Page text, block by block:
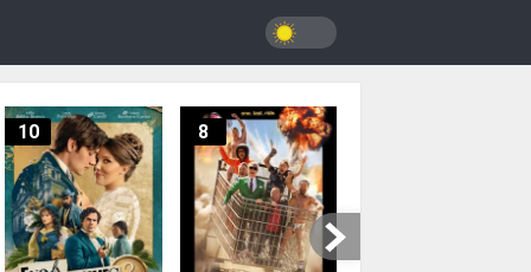
10 8